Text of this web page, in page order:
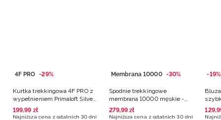
4F PRO -29%
Kurtka trekkingowa 4F PRO z
wypełnieniem Primaloft Silver
męska - pomarańczowa
199,99 zł
Najniższa cena z ostatnich 30 dni
Membrana 10000 -30%
Spodnie trekkingowe
membrana 10000 męskie -
czarne
279,99 zł
Najniższa cena z ostatnich 30 dni
-19%
129,